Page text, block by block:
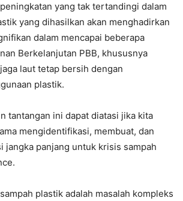
yang tak tertandingi dalam
yang dihasilkan akan menghadirkan
dalam mencapai beberapa
Berkelanjutan PBB, khususnya
laut tetap bersih dengan
plastik.
tantangan ini dapat diatasi jika kita
mengidentifikasi, membuat, dan
jangka panjang untuk krisis sampah
plastik adalah masalah kompleks